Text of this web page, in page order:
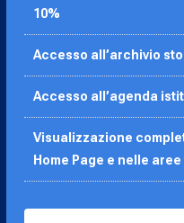
10%
Accesso all’archivio
Accesso all’agenda
Visualizzazione
Home Page e nelle